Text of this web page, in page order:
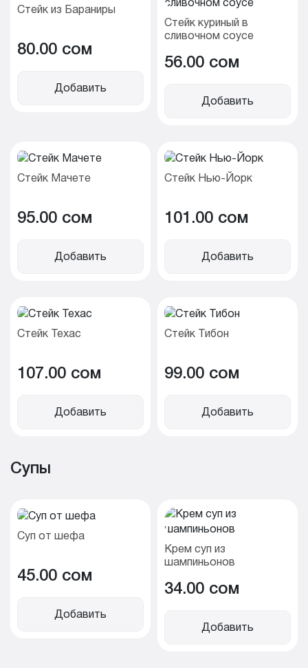
Стейк из Бараниры
80.00 cом
Добавить
Стейк куриный в
сливочном соусе
56.00 cом
Добавить
Стейк Мачете
95.00 cом
Добавить
Стейк Нью-Йорк
101.00 cом
Добавить
Стейк Техас
107.00 cом
Добавить
Стейк Тибон
99.00 cом
Добавить
Супы
Суп от шефа
45.00 cом
Добавить
Крем суп из
шампиньонов
34.00 cом
Добавить